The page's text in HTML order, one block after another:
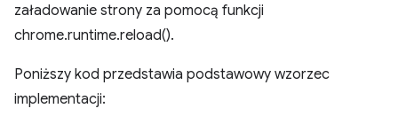
załadowanie strony za pomocą funkcji
chrome.runtime.reload().
Poniższy kod przedstawia podstawowy wzorzec
implementacji: